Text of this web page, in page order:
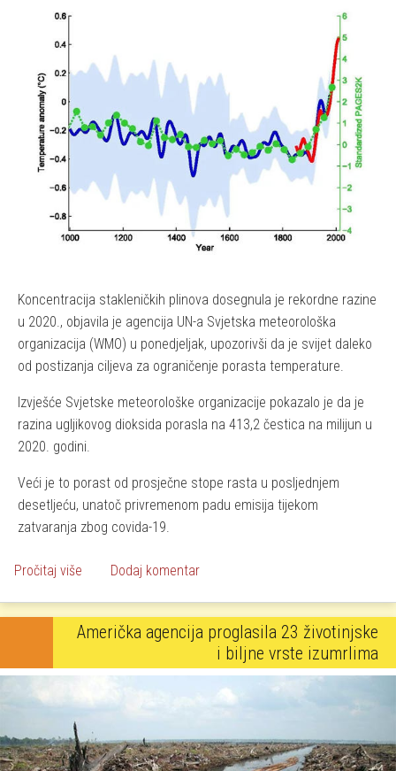
Koncentracija stakleničkih plinova dosegnula je rekordne razine
u 2020., objavila je agencija UN-a Svjetska meteorološka
organizacija (WMO) u ponedjeljak, upozorivši da je svijet daleko
od postizanja ciljeva za ograničenje porasta temperature.
Izvješće Svjetske meteorološke organizacije pokazalo je da je
razina ugljikovog dioksida porasla na 413,2 čestica na milijun u
2020. godini.
Veći je to porast od prosječne stope rasta u posljednjem
desetljeću, unatoč privremenom padu emisija tijekom
zatvaranja zbog covida-19.
Pročitaj više o Svijet je sve dalje od klimatskih ciljeva
Dodaj komentar
Američka agencija proglasila 23 životinjske
i biljne vrste izumrlima